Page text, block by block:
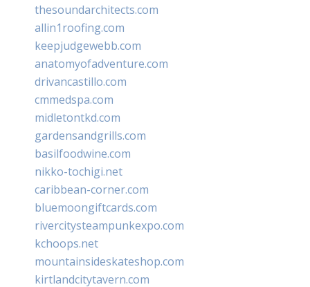
thesoundarchitects.com
allin1roofing.com
keepjudgewebb.com
anatomyofadventure.com
drivancastillo.com
cmmedspa.com
midletontkd.com
gardensandgrills.com
basilfoodwine.com
nikko-tochigi.net
caribbean-corner.com
bluemoongiftcards.com
rivercitysteampunkexpo.com
kchoops.net
mountainsideskateshop.com
kirtlandcitytavern.com